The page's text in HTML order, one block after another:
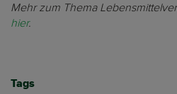
Mehr zum Thema
hier.
Tags